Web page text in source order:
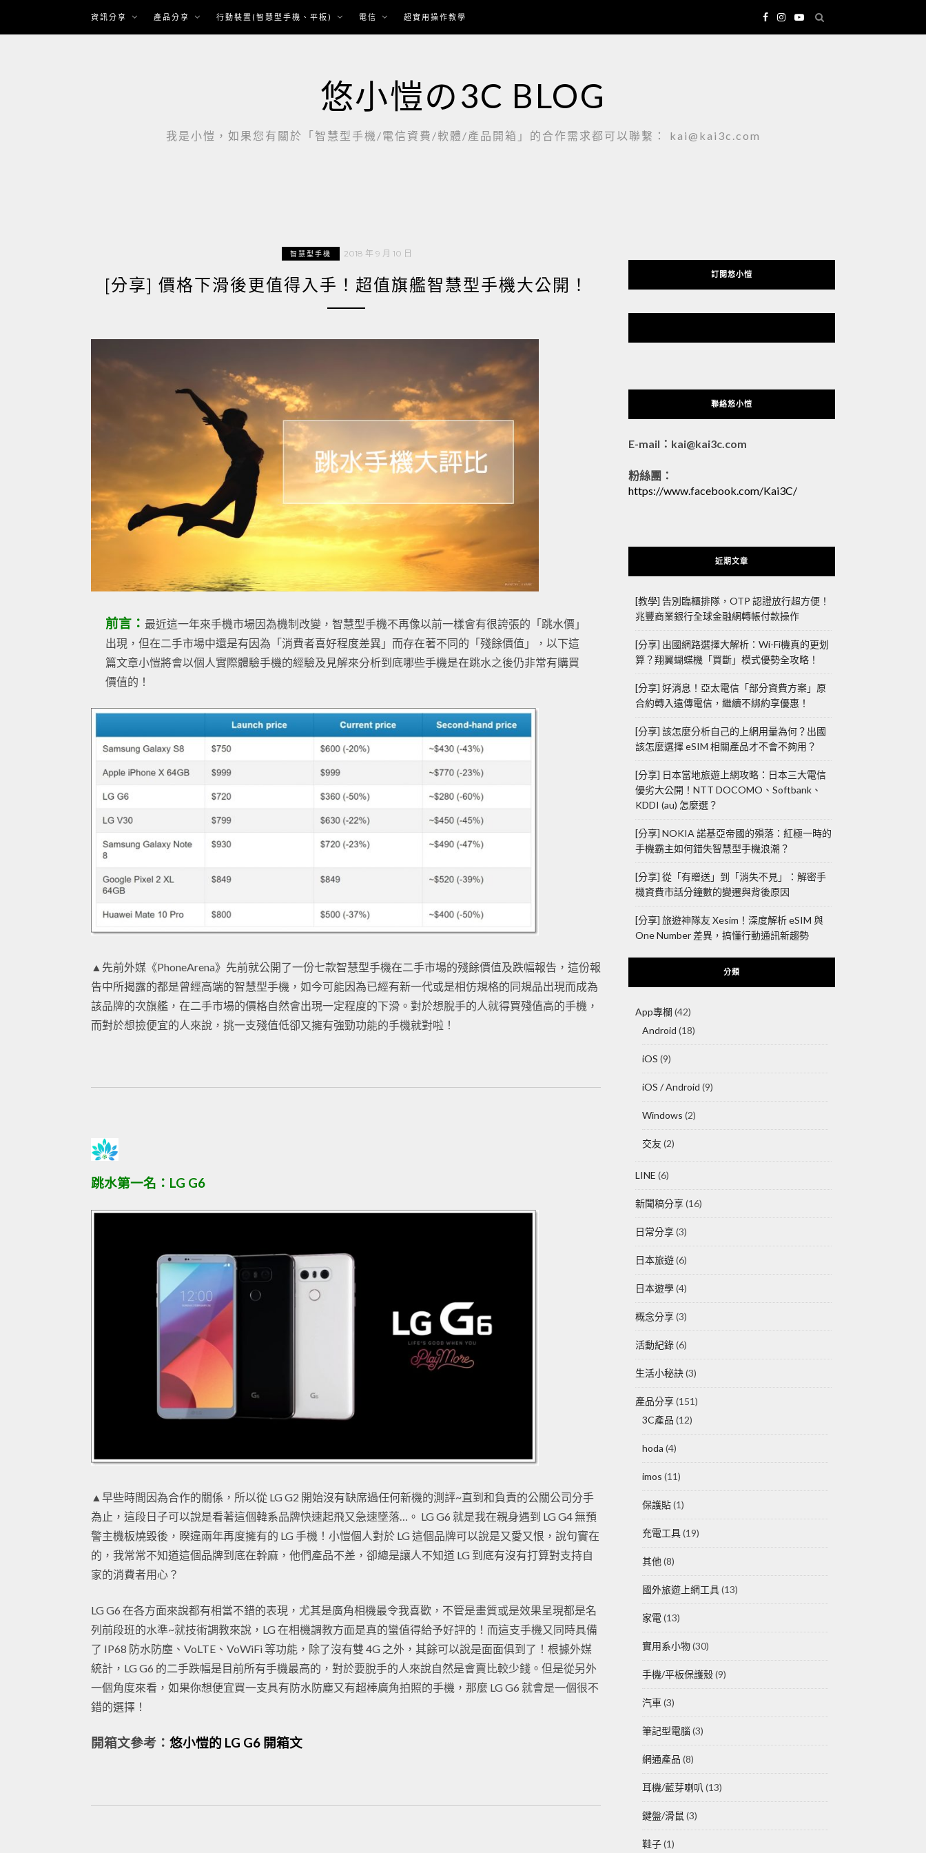
content
資訊分享 產品分享 行動裝置(智慧型手機、平板) 電信 超實用操作教學
悠小愷の3C BLOG
我是小愷，如果您有關於「智慧型手機/電信資費/軟體/產品開箱」的合作需求都可以聯繫： kai@kai3c.com
智慧型手機 2018 年 9 月 10 日
[分享] 價格下滑後更值得入手！超值旗艦智慧型手機大公開！
前言： 最近這一年來手機市場因為機制改變，智慧型手機不再像以前一樣會有很誇張的「跳水價」
出現，但在二手市場中還是有因為「消費者喜好程度差異」而存在著不同的「殘餘價值」，以下這
篇文章小愷將會以個人實際體驗手機的經驗及見解來分析到底哪些手機是在跳水之後仍非常有購買
價值的！
▲先前外媒《PhoneArena》先前就公開了一份七款智慧型手機在二手市場的殘餘價值及跌幅報告，這份報
告中所揭露的都是曾經高端的智慧型手機，如今可能因為已經有新一代或是相仿規格的同規品出現而成為
該品牌的次旗艦，在二手市場的價格自然會出現一定程度的下滑。對於想脫手的人就得買殘值高的手機，
而對於想撿便宜的人來說，挑一支殘值低卻又擁有強勁功能的手機就對啦！
跳水第一名：LG G6
▲早些時間因為合作的關係，所以從 LG G2 開始沒有缺席過任何新機的測評~直到和負責的公關公司分手
為止，這段日子可以說是看著這個韓系品牌快速起飛又急速墜落…。 LG G6 就是我在親身遇到 LG G4 無預
警主機板燒毀後，睽違兩年再度擁有的 LG 手機！小愷個人對於 LG 這個品牌可以說是又愛又恨，說句實在
的，我常常不知道這個品牌到底在幹麻，他們產品不差，卻總是讓人不知道 LG 到底有沒有打算對支持自
家的消費者用心？
LG G6 在各方面來說都有相當不錯的表現，尤其是廣角相機最令我喜歡，不管是畫質或是效果呈現都是名
列前段班的水準~就技術調教來說，LG 在相機調教方面是真的蠻值得給予好評的！而這支手機又同時具備
了 IP68 防水防塵、VoLTE、VoWiFi 等功能，除了沒有雙 4G 之外，其餘可以說是面面俱到了！根據外媒
統計，LG G6 的二手跌幅是目前所有手機最高的，對於要脫手的人來說自然是會賣比較少錢。但是從另外
一個角度來看，如果你想便宜買一支具有防水防塵又有超棒廣角拍照的手機，那麼 LG G6 就會是一個很不
錯的選擇！
開箱文參考： 悠小愷的 LG G6 開箱文
訂閱悠小愷
聯絡悠小愷
E-mail：kai@kai3c.com
粉絲團：
https://www.facebook.com/Kai3C/
近期文章
[教學] 告別臨櫃排隊，OTP 認證放行超方便！
兆豐商業銀行全球金融網轉帳付款操作
[分享] 出國網路選擇大解析：Wi-Fi機真的更划
算？翔翼蝴蝶機「買斷」模式優勢全攻略！
[分享] 好消息！亞太電信「部分資費方案」原
合約轉入遠傳電信，繼續不綁約享優惠！
[分享] 該怎麼分析自己的上網用量為何？出國
該怎麼選擇 eSIM 相關產品才不會不夠用？
[分享] 日本當地旅遊上網攻略：日本三大電信
優劣大公開！NTT DOCOMO、Softbank、
KDDI (au) 怎麼選？
[分享] NOKIA 諾基亞帝國的殞落：紅極一時的
手機霸主如何錯失智慧型手機浪潮？
[分享] 從「有贈送」到「消失不見」：解密手
機資費市話分鐘數的變遷與背後原因
[分享] 旅遊神隊友 Xesim！深度解析 eSIM 與
One Number 差異，搞懂行動通訊新趨勢
分類
App專欄 (42)
Android (18)
iOS (9)
iOS / Android (9)
Windows (2)
交友 (2)
LINE (6)
新聞稿分享(16)
日常分享(3)
日本旅遊(6)
日本遊學(4)
概念分享(3)
活動紀錄(6)
生活小秘訣(3)
產品分享(151)
3C產品 (12)
hoda (4)
imos (11)
保護貼(1)
充電工具(19)
其他 (8)
國外旅遊上網工具(13)
家電 (13)
實用系小物(30)
手機/平板保護殼(9)
汽車 (3)
筆記型電腦(3)
網通產品 (8)
耳機/藍芽喇叭 (13)
鍵盤/滑鼠 (3)
鞋子(1)